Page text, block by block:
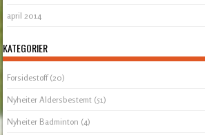
april 2014
KATEGORIER
Forsidestoff(20)
Nyheiter Aldersbestemt (51)
Nyheiter Badminton (4)